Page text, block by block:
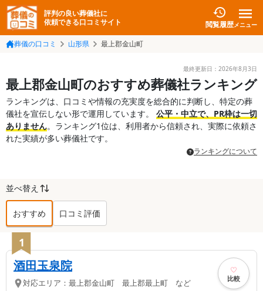
評判の良い葬儀社に
依頼できる口コミサイト
閲覧履歴メニュー
葬儀の口コミ 山形県 最上郡金山町
最終更新日： 2026年8月3日
最上郡金山町のおすすめ葬儀社ランキング
ランキングは、口コミや情報の充実度を総合的に判断し、特定の葬
儀社を宣伝しない形で運用しています。 公平・中立で、PR枠は一切
ありません。ランキング1位は、利用者から信頼され、実際に依頼さ
れた実績が多い葬儀社です。
ランキングについて
並べ替え
おすすめ 口コミ評価
最上郡金山町
1
酒田玉泉院
対応エリア： 最上郡金山町 最上郡最上町 など 比較